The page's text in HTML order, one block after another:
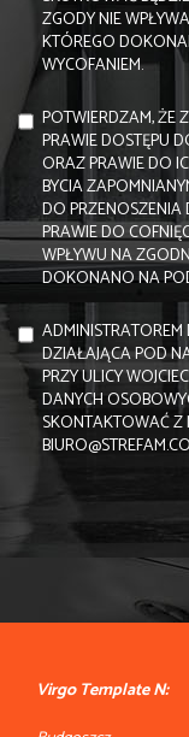
ZGODY NIE
KTÓREGO
WYCOFANIEM.
POTWIERDZAM, ŻE
PRAWIE DOSTĘPU
ORAZ PRAWIE DO
BYCIA
DO PRZENOSZENIA
PRAWIE DO
WPŁYWU NA
DOKONANO NA
ADMINISTRATOREM
DZIAŁAJĄCA POD
PRZY ULICY
DANYCH
SKONTAKTOWAĆ Z
Virgo Template N: